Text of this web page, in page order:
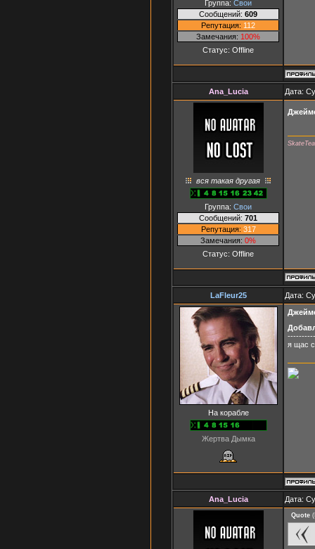
Группа: Свои
Сообщений: 609
Репутация: 112
Замечания: 100%
Статус: Offline
Ana_Lucia Дата:
вся такая другая
Группа: Свои
Сообщений: 701
Репутация: 317
Замечания: 0%
Статус: Offline
LaFleur25 Дата:
На корабле
Жертва Дымка
я щас
Ana_Lucia Дата:
Quote (